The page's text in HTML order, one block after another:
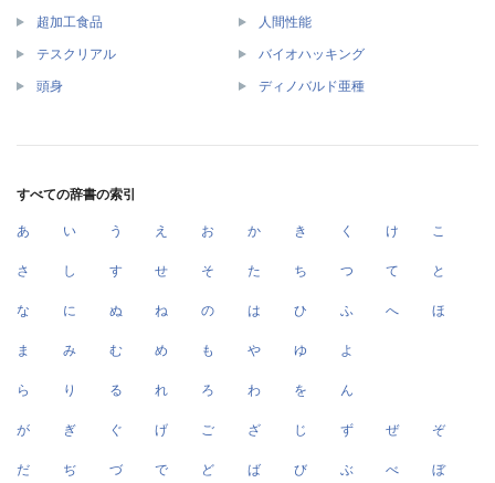
超加工食品 人間性能
テスクリアル バイオハッキング
頭身 ディノバルド亜種
すべての辞書の索引
あ い う え お か き く け こ
さ し す せ そ た ち つ て と
な に ぬ ね の は ひ ふ へ ほ
ま み む め も や ゆ よ
ら り る れ ろ わ を ん
が ぎ ぐ げ ご ざ じ ず ぜ ぞ
だ ぢ づ で ど ば び ぶ べ ぼ